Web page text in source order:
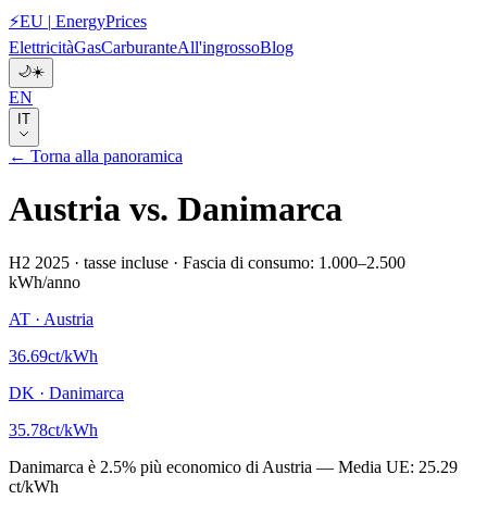
⚡EU | EnergyPrices
ElettricitàGasCarburanteAll'ingrossoBlog
🌙☀️
EN
IT
← Torna alla panoramica
Austria vs. Danimarca
H2 2025 · tasse incluse · Fascia di consumo: 1.000–2.500
kWh/anno
AT · Austria
36.69ct/kWh
DK · Danimarca
35.78ct/kWh
Danimarca è 2.5% più economico di Austria — Media UE: 25.29
ct/kWh